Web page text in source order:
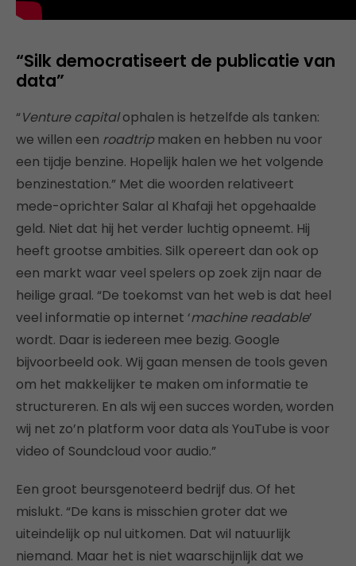
“Silk democratiseert de publicatie van
data”
“Venture capitalophalen is hetzelfde als tanken:
we willen een roadtripmaken en hebben nu voor
een tijdje benzine. Hopelijk halen we het volgende
benzinestation.” Met die woorden relativeert
mede-oprichter Salar al Khafaji het opgehaalde
geld. Niet dat hij het verder luchtig opneemt. Hij
heeft grootse ambities. Silk opereert dan ook op
een markt waar veel spelers op zoek zijn naar de
heilige graal. “De toekomst van het web is dat heel
veel informatie op internet ‘machine readable’
wordt. Daar is iedereen mee bezig. Google
bijvoorbeeld ook. Wij gaan mensen de tools geven
om het makkelijker te maken om informatie te
structureren. En als wij een succes worden, worden
wij net zo’n platform voor data als YouTube is voor
video of Soundcloud voor audio.”
Een groot beursgenoteerd bedrijf dus. Of het
mislukt. “De kans is misschien groter dat we
uiteindelijk op nul uitkomen. Dat wil natuurlijk
niemand. Maar het is niet waarschijnlijk dat we